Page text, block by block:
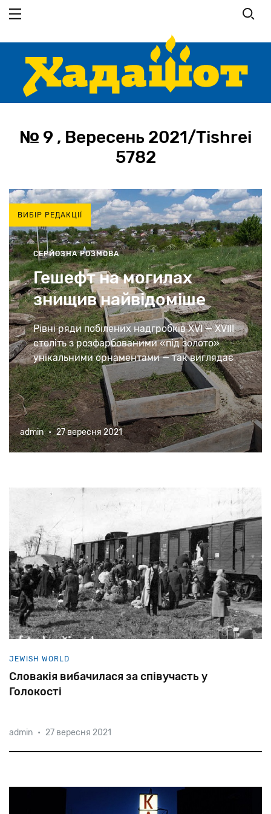
основного
№ 9 , Вересень 2021/Tishrei
5782
СЕРЙОЗНА РОЗМОВА
Гешефт на могилах
знищив найвідоміше
кладовище України
Рівні ряди побілених надгробків XVI — XVIII
століть з розфарбованими «під золото»
унікальними орнаментами — так виглядає
сьогодні понівечений некрополь Сатанова.
ВИБІР РЕДАКЦІЇ
admin • 27 вересня 2021
JEWISH WORLD
Словакія вибачилася за співучасть у
Голокості
9 вересня 1941 року парламент Словаччини
затвердив «Єврейський кодекс» - аналог
виходити ввечері на вулицю,
працювати лікарями, аптекарями,
admin • 27 вересня 2021